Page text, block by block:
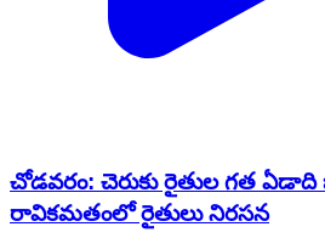
చోడవరం: చెరుకు రైతుల గత
రావికమతంలో రైతులు నిరసన